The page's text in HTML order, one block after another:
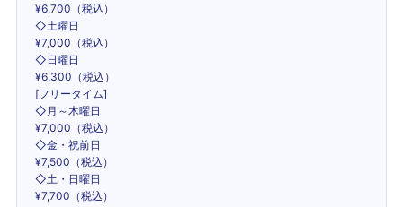
¥6,700（税込）
◇土曜日
¥7,000（税込）
◇日曜日
¥6,300（税込）
[フリータイム]
◇月～木曜日
¥7,000（税込）
◇金・祝前日
¥7,500（税込）
◇土・日曜日
¥7,700（税込）